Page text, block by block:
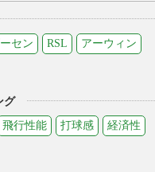
セン RSL アーウィン
グ
飛行性能 打球感 経済性